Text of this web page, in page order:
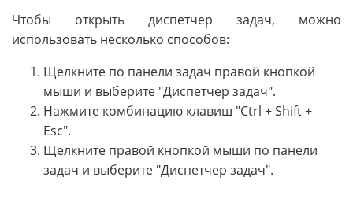
Чтобы открыть диспетчер задач, можно
использовать несколько способов:
Щелкните по панели задач правой кнопкой
мыши и выберите "Диспетчер задач".
Нажмите комбинацию клавиш "Ctrl + Shift +
Esc".
Щелкните правой кнопкой мыши по панели
задач и выберите "Диспетчер задач".